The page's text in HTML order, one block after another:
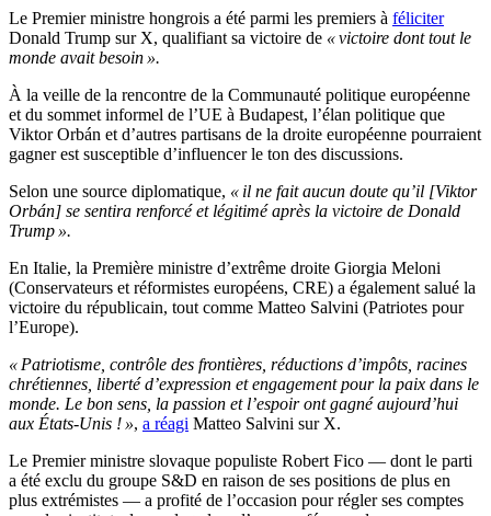
Le Premier ministre hongrois a été parmi les premiers à féliciter
Donald Trump sur X, qualifiant sa victoire de « victoire dont tout le
monde avait besoin ».
À la veille de la rencontre de la Communauté politique européenne
et du sommet informel de l’UE à Budapest, l’élan politique que
Viktor Orbán et d’autres partisans de la droite européenne pourraient
gagner est susceptible d’influencer le ton des discussions.
Selon une source diplomatique, « il ne fait aucun doute qu’il [Viktor
Orbán] se sentira renforcé et légitimé après la victoire de Donald
Trump ».
En Italie, la Première ministre d’extrême droite Giorgia Meloni
(Conservateurs et réformistes européens, CRE) a également salué la
victoire du républicain, tout comme Matteo Salvini (Patriotes pour
l’Europe).
« Patriotisme, contrôle des frontières, réductions d’impôts, racines
chrétiennes, liberté d’expression et engagement pour la paix dans le
monde. Le bon sens, la passion et l’espoir ont gagné aujourd’hui
aux États-Unis ! », a réagi Matteo Salvini sur X.
Le Premier ministre slovaque populiste Robert Fico — dont le parti
a été exclu du groupe S&D en raison de ses positions de plus en
plus extrémistes — a profité de l’occasion pour régler ses comptes